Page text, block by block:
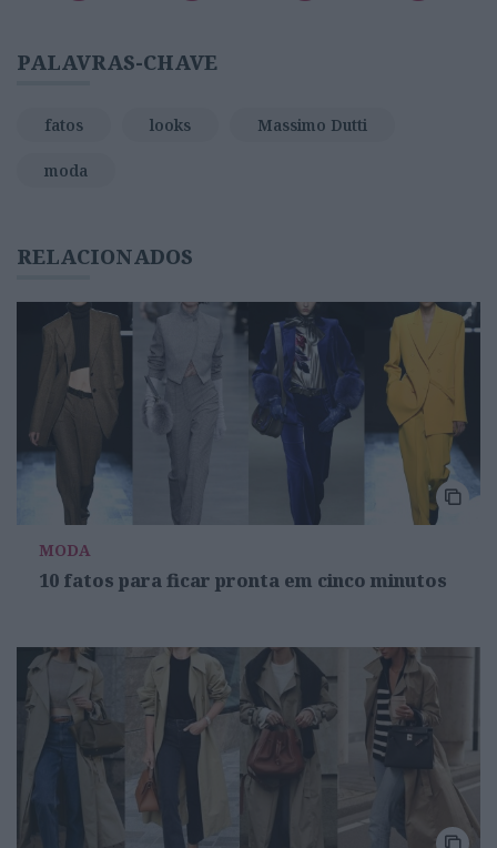
PALAVRAS-CHAVE
fatos looks Massimo Dutti
moda
RELACIONADOS
MODA
10 fatos para ficar pronta em cinco minutos